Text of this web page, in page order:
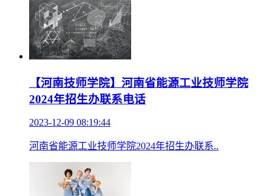
【河南技师学院】河南省能源工业技师学院
2024年招生办联系电话
2023-12-09 08:19:44
河南省能源工业技师学院2024年招生办联系..